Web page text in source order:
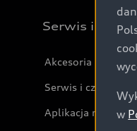
Serwis i
Akcesoria
Serwis i części
Aplikacja myAudi
w